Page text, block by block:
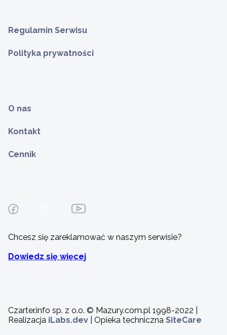
Regulamin Serwisu
Polityka prywatności
O nas
Kontakt
Cennik
Chcesz się zareklamować w naszym serwisie?
Dowiedz się więcej
Czarter.info sp. z o.o. © Mazury.com.pl 1998-2022 |
Realizacja iLabs.dev | Opieka techniczna SiteCare